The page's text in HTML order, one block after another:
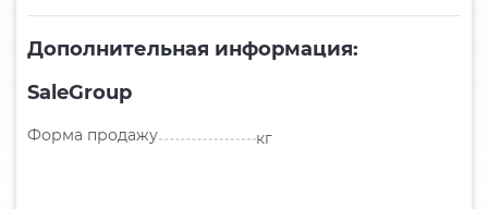
Дополнительная информация:
SaleGroup
Форма продажу кг